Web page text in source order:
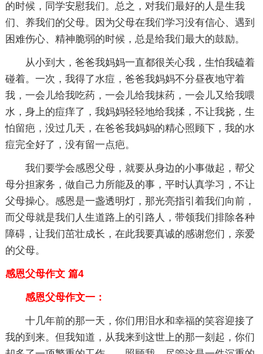
的时候，同学安慰我们。总之，对我们最好的人是生我
们、养我们的父母。因为父母在我们学习没有信心、遇到
困难伤心、精神脆弱的时候，总是给我们最大的鼓励。
从小到大，爸爸我妈妈一直都很关心我，生怕我磕着
碰着。一次，我得了水痘，爸爸我妈妈不分昼夜地守着
我，一会儿给我吃药，一会儿给我抹药，一会儿又给我喂
水，身上的痘痒了，我妈妈轻轻地给我揉，不让我挠，生
怕留疤，没过几天，在爸爸我妈妈的精心照顾下，我的水
痘完全好了，没有留一点疤。
我们要学会感恩父母，就要从身边的小事做起，帮父
母分担家务，做自己力所能及的事，平时认真学习，不让
父母操心。感恩是一盏透明灯，那光亮指引着我们向前，
而父母就是我们人生道路上的引路人，带领我们排除各种
障碍，让我们茁壮成长，在此我要真诚的感谢您们，亲爱
的父母。
感恩父母作文 篇4
感恩父母作文一：
十几年前的那一天，你们用泪水和幸福的笑容迎接了
我的到来。但我知道，从我来到这世上的那一刻起，你们